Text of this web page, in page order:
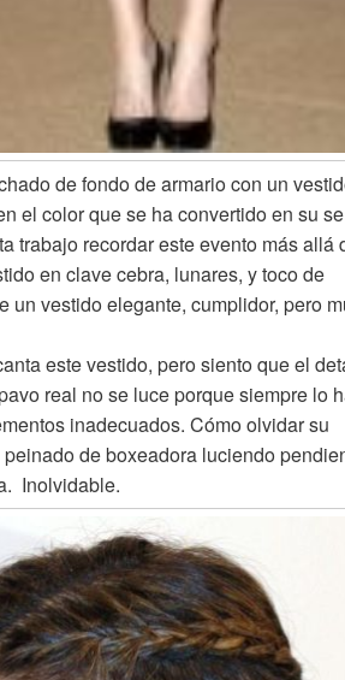
de fondo de armario con un
el color que se ha convertido en su
trabajo recordar este evento más allá
en clave cebra, lunares, y toco de
un vestido elegante, cumplidor, pero
este vestido, pero siento que el
real no se luce porque siempre lo
inadecuados. Cómo olvidar su
de boxeadora luciendo
Inolvidable.